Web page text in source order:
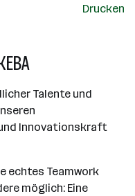
Drucken
Talente und
Innovationskraft
echtes Teamwork
möglich: Eine